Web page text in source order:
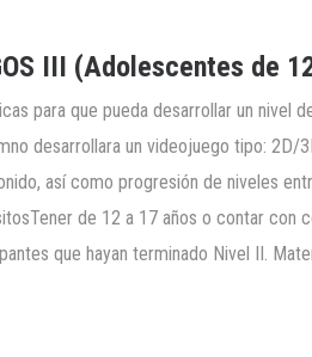
III (Adolescentes de
para que pueda desarrollar un nivel
desarrollara un videojuego tipo: 2D/
así como progresión de niveles
de 12 a 17 años o contar
que hayan terminado Nivel II.